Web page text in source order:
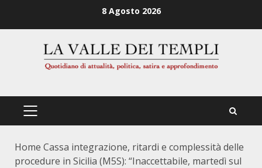
8 Agosto 2026
PRIMÄRES
Home Cassa integrazione, ritardi e complessità delle
procedure in Sicilia (M5S): “Inaccettabile, martedì sul